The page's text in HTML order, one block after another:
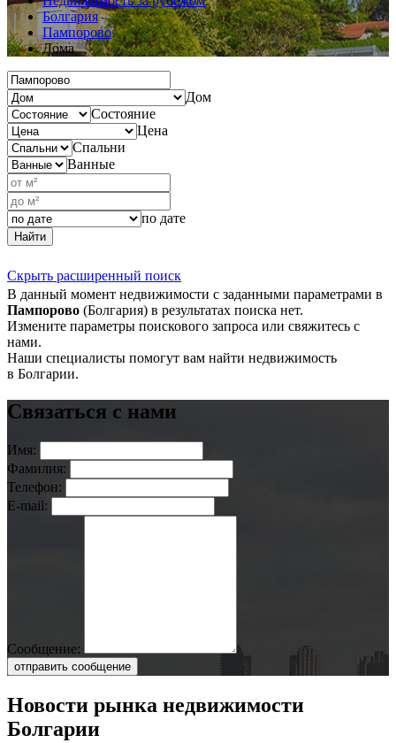
Болгария
Пампорово
Дома
Дом
Состояние
Цена
Спальни
Ванные
по дате
Найти
Скрыть расширенный поиск
В данный момент недвижимости с заданными параметрами в
Пампорово (Болгария) в результатах поиска нет.
Измените параметры поискового запроса или свяжитесь с
нами.
Наши специалисты помогут вам найти недвижимость
в Болгарии.
Связаться с нами
Имя:
Фамилия:
Телефон:
E-mail:
Сообщение:
отправить сообщение
Новости рынка недвижимости
Болгарии